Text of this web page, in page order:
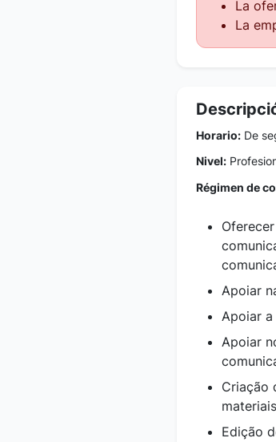
La
La
Horario: De
Nivel:
Régimen de
Apoiar
Apoiar
Apoiar
Criação
Edição